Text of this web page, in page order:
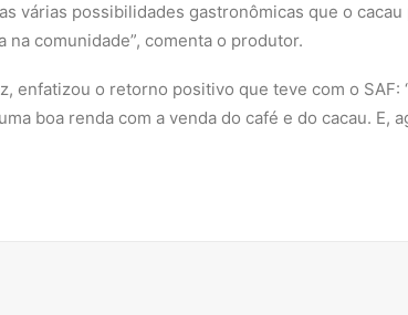
várias possibilidades gastronômicas que o
comunidade”, comenta o produtor.
enfatizou o retorno positivo que teve com o SAF:
boa renda com a venda do café e do cacau. E,